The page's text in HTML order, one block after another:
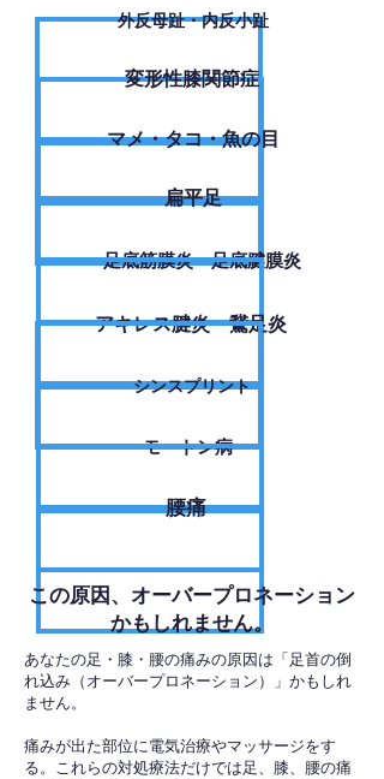
外反母趾・内反小趾
変形性膝関節症
​マメ・タコ・魚の目
扁平足
足底筋膜炎・足底腱膜炎
アキレス腱炎・鵞足炎
シンスプリント
モートン病
腰痛
​この原因、オーバープロネーション
かもしれません。
あなたの足・膝・腰の痛みの原因は「足首の倒
れ込み（オーバープロネーション）」かもしれ
ません。
痛みが出た部位に電気治療やマッサージをす
る。これらの対処療法だけでは足、膝、腰の痛